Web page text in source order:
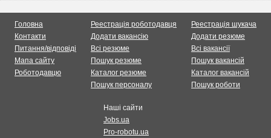
Головна
Контакти
Питання/відповіді
Мапа сайту
Роботодавцю
Реестрація роботодавця
Додати вакансію
Всі резюме
Пошук резюме
Каталог резюме
Пошук персоналу
Реестрація шукача
Додати резюме
Всі вакансії
Пошук вакансій
Каталог вакансій
Пошук роботи
Наші сайти
Jobs.ua
Pro-robotu.ua